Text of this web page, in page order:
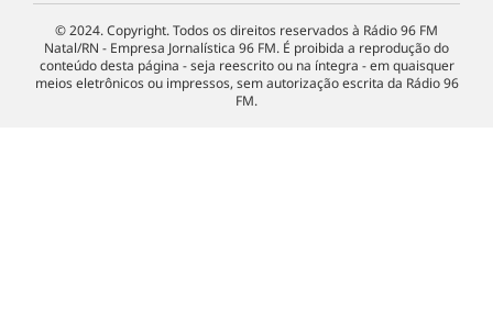
© 2024. Copyright. Todos os direitos reservados à Rádio 96 FM
Natal/RN - Empresa Jornalística 96 FM. É proibida a reprodução do
conteúdo desta página - seja reescrito ou na íntegra - em quaisquer
meios eletrônicos ou impressos, sem autorização escrita da Rádio 96
FM.